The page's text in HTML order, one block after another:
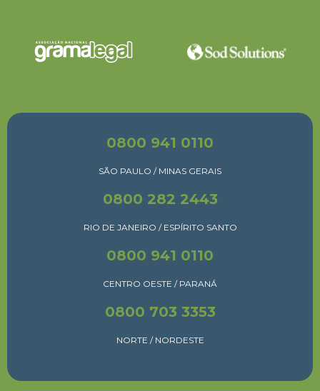
0800 941 0110
SÃO PAULO / MINAS GERAIS
0800 282 2443
RIO DE JANEIRO / ESPÍRITO SANTO
0800 941 0110
CENTRO OESTE / PARANÁ
0800 703 3353
NORTE / NORDESTE